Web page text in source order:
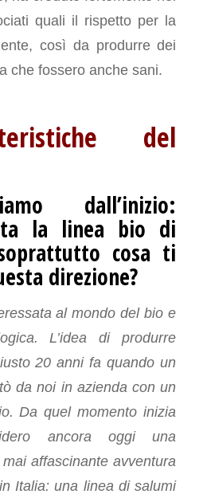
quali il rispetto per la
così da produrre dei
che fossero anche sani.
del
dall’inizio:
la linea bio di
cosa ti
direzione?
al mondo del bio e
L’idea di produrre
20 anni fa quando un
da noi in azienda con un
Da quel momento inizia
ancora oggi una
affascinante avventura
Italia: una linea di salumi